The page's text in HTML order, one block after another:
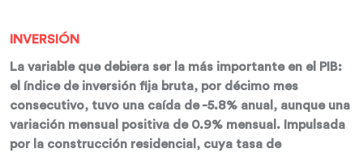
INVERSIÓN
La variable que debiera ser la más importante en el PIB:
el índice de inversión fija bruta, por décimo mes
consecutivo, tuvo una caída de -5.8% anual, aunque una
variación mensual positiva de 0.9% mensual. Impulsada
por la construcción residencial, cuya tasa de